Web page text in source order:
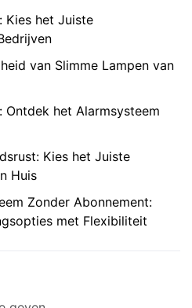
Kies het Juiste
van Slimme Lampen van
Ontdek het Alarmsysteem
Kies het Juiste
Huis
Zonder Abonnement:
met Flexibiliteit